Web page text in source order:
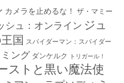
カメラを止めるな！ ザ・マミー
シュ：オンライン ジュ
国 スパイダーマン：スパイダー
ング ダンケルク トリガール！
ストと黒い魔法使